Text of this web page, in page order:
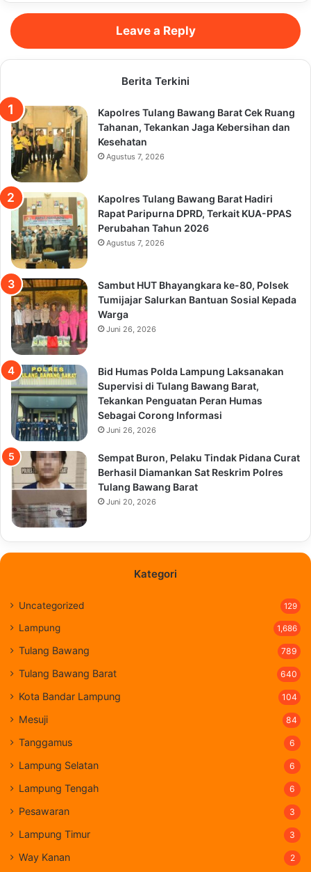
Leave a Reply
Berita Terkini
Kapolres Tulang Bawang Barat Cek Ruang
Tahanan, Tekankan Jaga Kebersihan dan
Kesehatan
Agustus 7, 2026
Kapolres Tulang Bawang Barat Hadiri
Rapat Paripurna DPRD, Terkait KUA-PPAS
Perubahan Tahun 2026
Agustus 7, 2026
Sambut HUT Bhayangkara ke-80, Polsek
Tumijajar Salurkan Bantuan Sosial Kepada
Warga
Juni 26, 2026
Bid Humas Polda Lampung Laksanakan
Supervisi di Tulang Bawang Barat,
Tekankan Penguatan Peran Humas
Sebagai Corong Informasi
Juni 26, 2026
Sempat Buron, Pelaku Tindak Pidana Curat
Berhasil Diamankan Sat Reskrim Polres
Tulang Bawang Barat
Juni 20, 2026
Kategori
Uncategorized 129
Lampung 1,686
Tulang Bawang 789
Tulang Bawang Barat 640
Kota Bandar Lampung 104
Mesuji 84
Tanggamus 6
Lampung Selatan 6
Lampung Tengah 6
Pesawaran 3
Lampung Timur 3
Way Kanan 2